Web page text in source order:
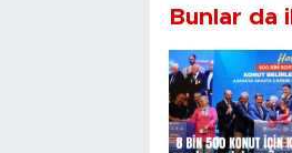
Bunlar da